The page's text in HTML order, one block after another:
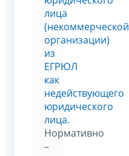
лица
(некоммерческой
организации)
из
ЕГРЮЛ
как
недействующего
юридического
лица.
Нормативно
–